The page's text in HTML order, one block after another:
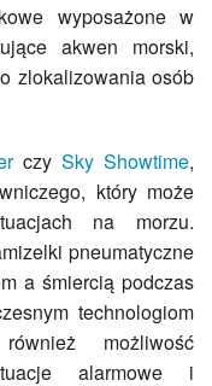
wyposażone w
akwen morski,
zlokalizowania osób
czySky Showtime,
który może
na morzu.
pneumatyczne
a śmiercią podczas
technologiom
możliwość
alarmowe i